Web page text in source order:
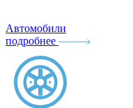
Автомобили
подробнее